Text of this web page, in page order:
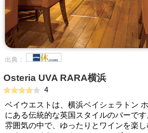
出典：
Osteria UVA RARA横浜
4
ベイウエストは、横浜ベイシェラトン
にある伝統的な英国スタイルのバーで
雰囲気の中で、ゆったりとワインを楽